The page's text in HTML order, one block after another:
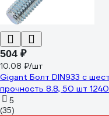
504 ₽
10.08 ₽/шт
Gigant Болт DIN933 с
прочность 8.8, 50 шт
5
(35)